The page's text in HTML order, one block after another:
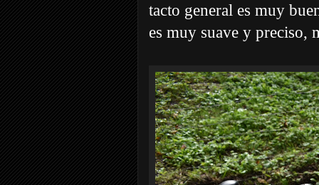
tacto general es muy
es muy suave y preciso,